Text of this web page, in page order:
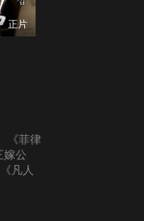
正片
《菲律
嫁公
《凡人